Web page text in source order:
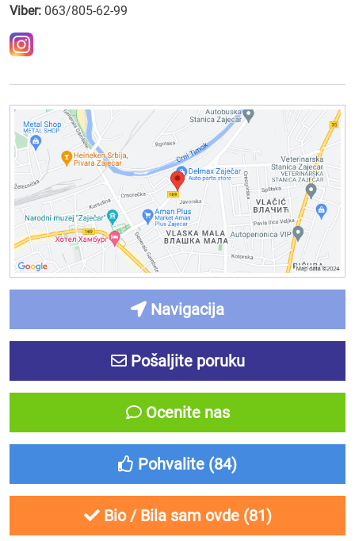
Viber: 063/805-62-99
Navigacija
Pošaljite poruku
Ocenite nas
Pohvalite (84)
Bio / Bila sam ovde (81)